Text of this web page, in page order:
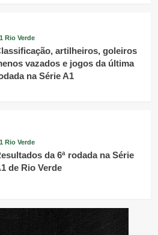
Rio Verde
artilheiros, goleiros
vazados e jogos da última
na Série A1
Rio Verde
da 6ª rodada na Série
de Rio Verde